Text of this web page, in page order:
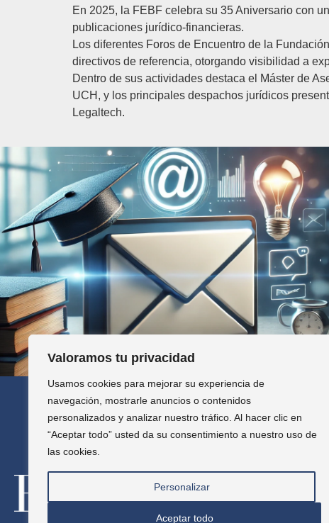
Valoramos tu privacidad
Usamos cookies para mejorar su experiencia de
navegación, mostrarle anuncios o contenidos
personalizados y analizar nuestro tráfico. Al hacer clic en
“Aceptar todo” usted da su consentimiento a nuestro uso de
las cookies.
Personalizar
Aceptar todo
En 2025, la FEBF celebra su 35 Aniversario con
publicaciones jurídico-financieras.
Los diferentes Foros de Encuentro de la
directivos de referencia, otorgando visibilidad a
Dentro de sus actividades destaca el Máster de
UCH, y los principales despachos jurídicos
Legaltech.
Preguntas